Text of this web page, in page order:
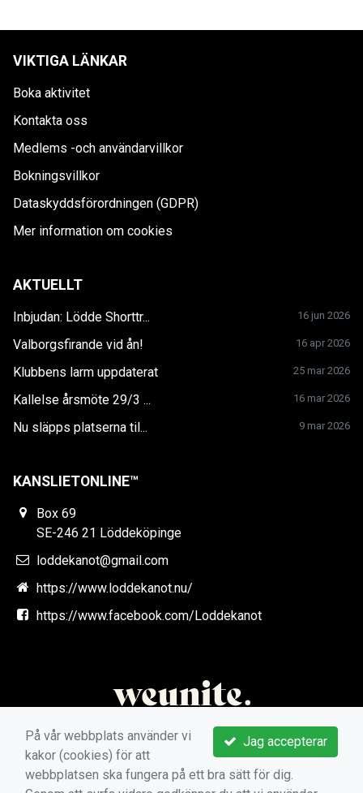
VIKTIGA LÄNKAR
Boka aktivitet
Kontakta oss
Medlems -och användarvillkor
Bokningsvillkor
Dataskyddsförordningen (GDPR)
Mer information om cookies
AKTUELLT
Inbjudan: Lödde Shorttr... 16 jun 2026
Valborgsfirande vid ån! 16 apr 2026
Klubbens larm uppdaterat 25 mar 2026
Kallelse årsmöte 29/3 ... 16 mar 2026
Nu släpps platserna til... 9 mar 2026
KANSLIETONLINE™
Box 69
SE-246 21 Löddeköpinge
loddekanot@gmail.com
https://www.loddekanot.nu/
https://www.facebook.com/Loddekanot
Jag accepterar
På vår webbplats använder vi
kakor (cookies) för att
webbplatsen ska fungera på ett bra sätt för dig.